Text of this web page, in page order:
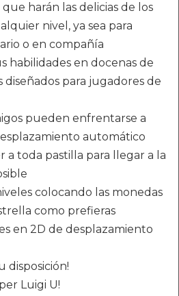
harán las delicias de los
nivel, ya sea para
o en compañía
habilidades en docenas de
diseñados para jugadores de
pueden enfrentarse a
automático
a toda pastilla para llegar a la
colocando las monedas
como prefieras
en 2D de desplazamiento
disposición!
Luigi U!